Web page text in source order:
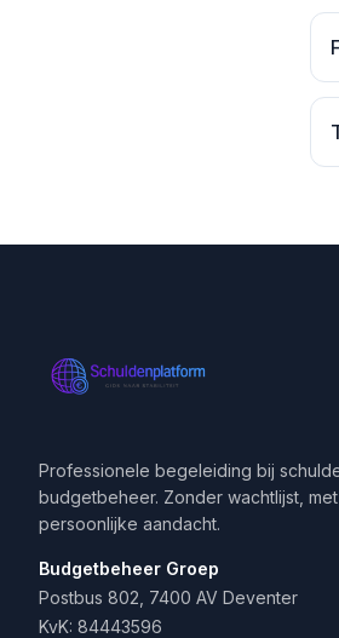
Professionele begeleiding bij
budgetbeheer. Zonder wachtlijst, met
persoonlijke aandacht.
Budgetbeheer Groep
Postbus 802, 7400 AV Deventer
KvK: 84443596